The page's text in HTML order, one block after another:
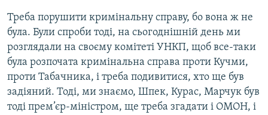
Треба порушити кримінальну справу, бо вона ж не
була. Були спроби тоді, на сьогоднішній день ми
розглядали на своєму комітеті УНКП, щоб все-таки
була розпочата кримінальна справа проти Кучми,
проти Табачника, і треба подивитися, хто ще був
задіяний. Тоді, ми знаємо, Шпек, Курас, Марчук був
тоді прем’єр-міністром, ще треба згадати і ОМОН, і